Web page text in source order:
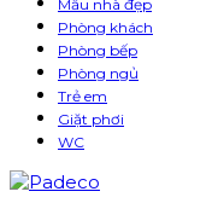
Mẫu nhà đẹp
Phòng khách
Phòng bếp
Phòng ngủ
Trẻ em
Giặt phơi
WC